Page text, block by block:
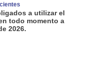
a utilizar el
todo momento a
2026.